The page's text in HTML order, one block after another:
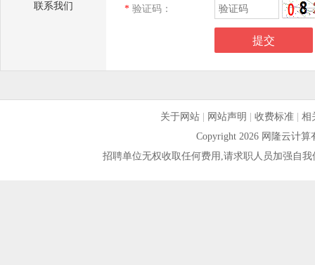
联系我们 * 验证码：
关于网站| 网站声明 收费标准| 相
Copyright 2026 网隆云计
招聘单位无权收取任何费用,请求职人员加强自